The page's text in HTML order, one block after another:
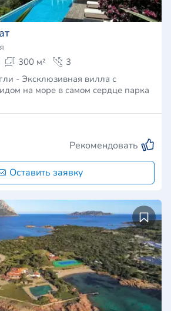
300 м²
3
- Эксклюзивная вилла с
на море в самом сердце парка
Рекомендовать
Оставить заявку